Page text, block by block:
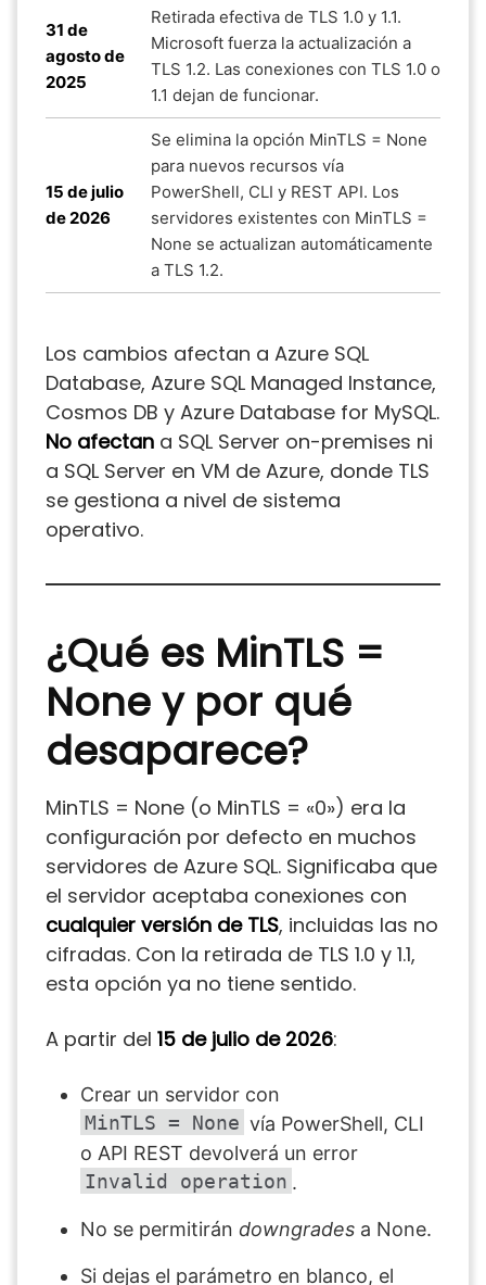
31 de
agosto de
2025
Retirada efectiva de TLS 1.0 y 1.1.
Microsoft fuerza la actualización a
TLS 1.2. Las conexiones con TLS 1.0 o
1.1 dejan de funcionar.
15 de julio
de 2026
Se elimina la opción MinTLS = None
para nuevos recursos vía
PowerShell, CLI y REST API. Los
servidores existentes con MinTLS =
None se actualizan automáticamente
a TLS 1.2.
Los cambios afectan a Azure SQL
Database, Azure SQL Managed Instance,
Cosmos DB y Azure Database for MySQL.
No afectan a SQL Server on-premises ni
a SQL Server en VM de Azure, donde TLS
se gestiona a nivel de sistema
operativo.
¿Qué es MinTLS =
None y por qué
desaparece?
MinTLS = None (o MinTLS = «0») era la
configuración por defecto en muchos
servidores de Azure SQL. Significaba que
el servidor aceptaba conexiones con
cualquier versión de TLS, incluidas las no
cifradas. Con la retirada de TLS 1.0 y 1.1,
esta opción ya no tiene sentido.
A partir del 15 de julio de 2026:
Crear un servidor con
MinTLS = None vía PowerShell, CLI
o API REST devolverá un error
Invalid operation .
No se permitirán downgrades a None.
Si dejas el parámetro en blanco, el